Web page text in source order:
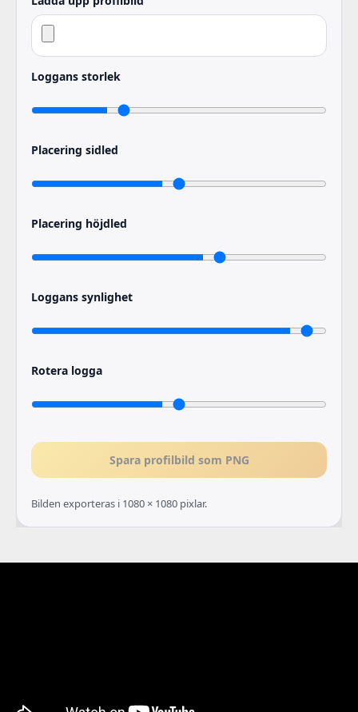
Loggans storlek
Placering sidled
Placering höjdled
Loggans synlighet
Rotera logga
Spara profilbild som PNG
Bilden exporteras i 1080 × 1080 pixlar.